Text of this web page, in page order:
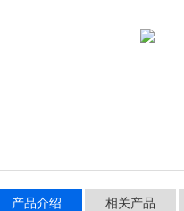
产品介绍 相关产品